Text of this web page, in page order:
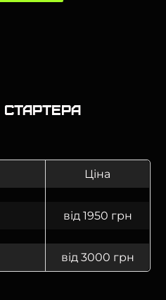
Ціна
від 1950 грн
від 3000 грн